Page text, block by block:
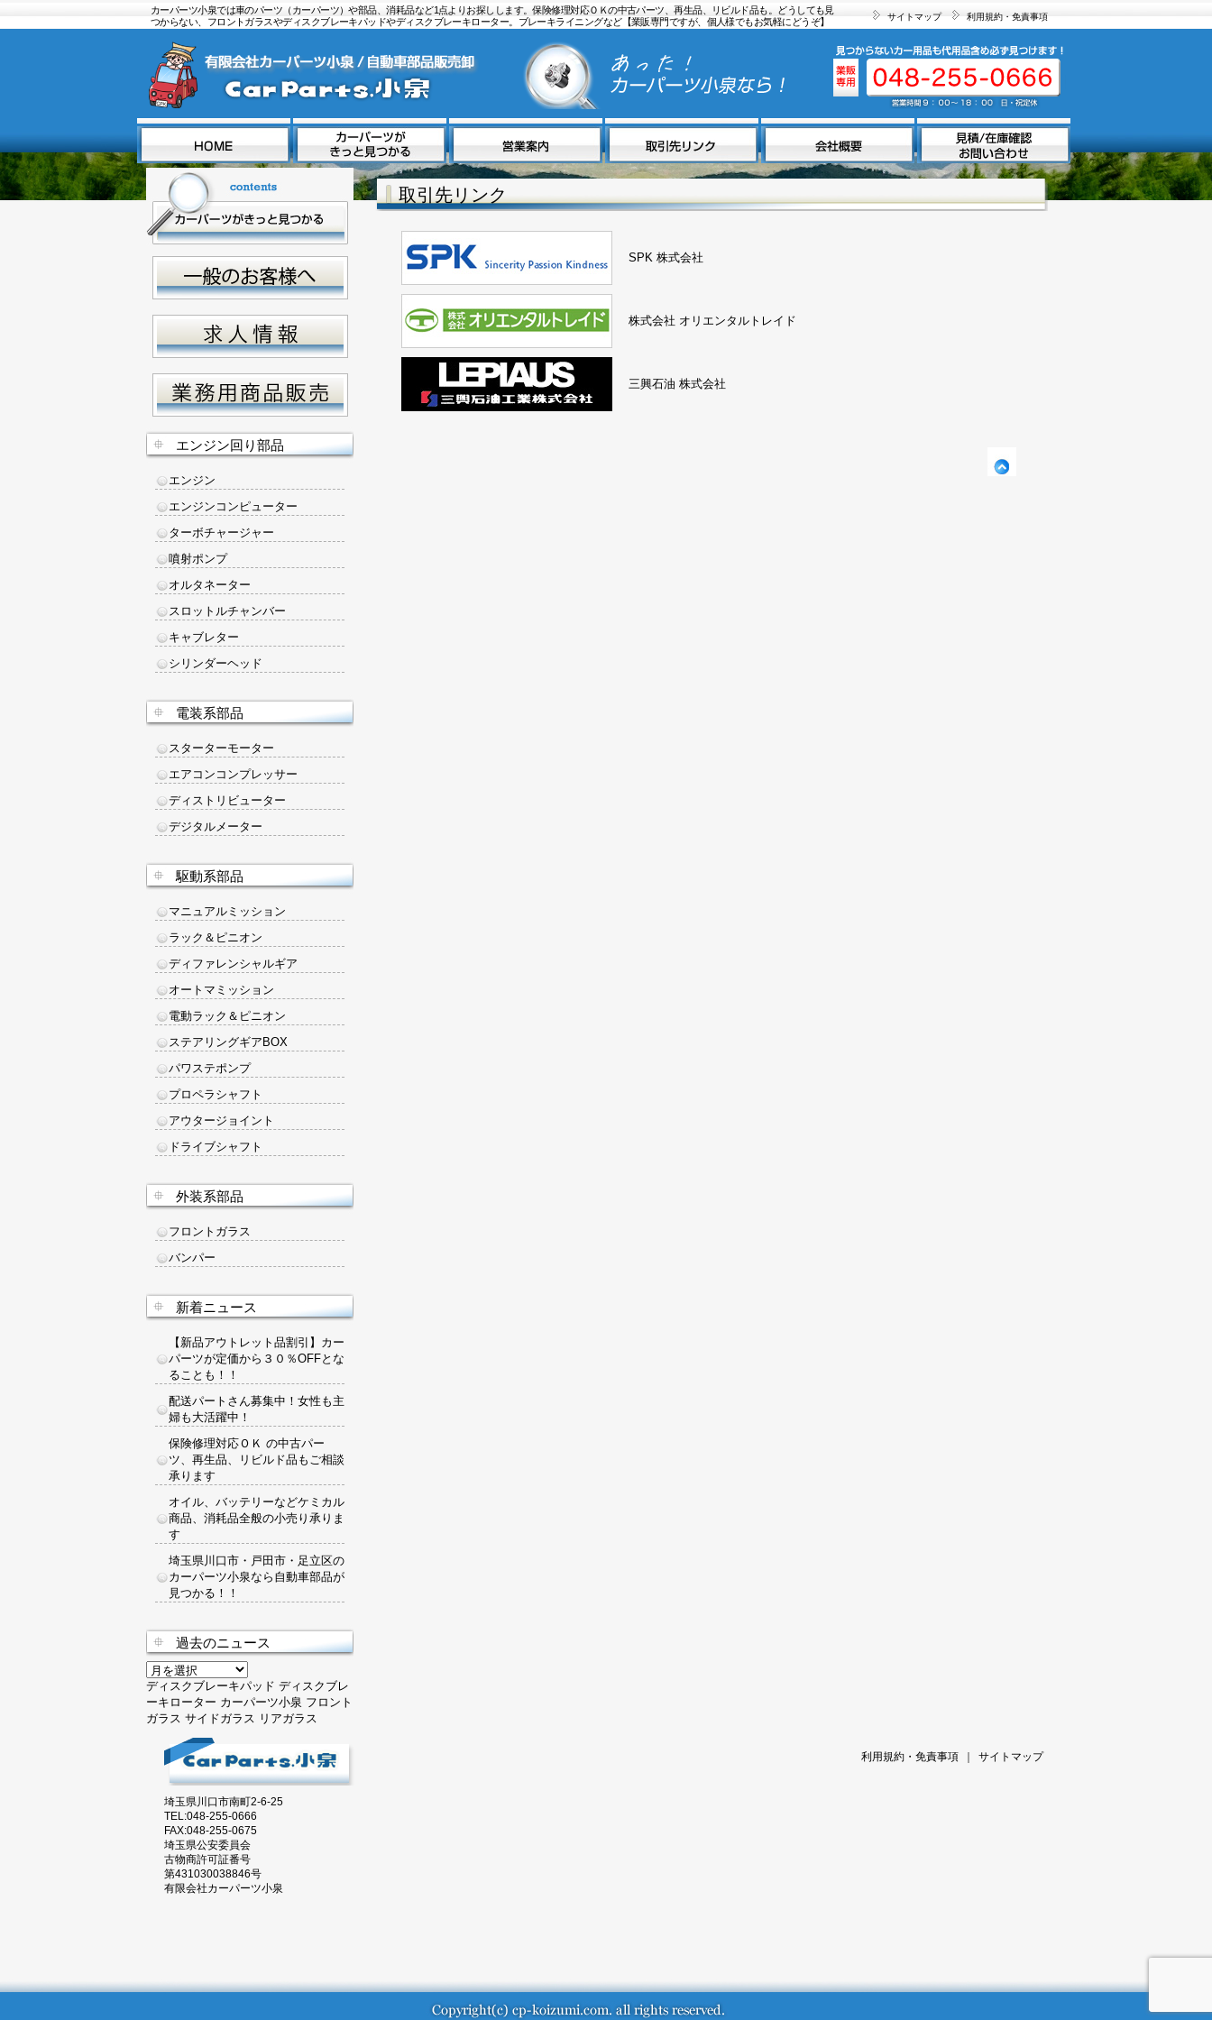
カーパーツ小泉では車のパーツ（カーパーツ）や部品、消耗品など1点よりお探しします。保険修理対応ＯＫの中古パーツ、再生品、リビルド品も。どうしても見
つからない、フロントガラスやディスクブレーキパッドやディスクブレーキローター。ブレーキライニングなど【業販専門ですが、個人様でもお気軽にどうぞ】
利用規約・免責事項
サイトマップ
取引先リンク
SPK 株式会社
株式会社 オリエンタルトレイド
三興石油 株式会社
エンジン回り部品
エンジン
エンジンコンピューター
ターボチャージャー
噴射ポンプ
オルタネーター
スロットルチャンバー
キャブレター
シリンダーヘッド
電装系部品
スターターモーター
エアコンコンプレッサー
ディストリビューター
デジタルメーター
駆動系部品
マニュアルミッション
ラック＆ピニオン
ディファレンシャルギア
オートマミッション
電動ラック＆ピニオン
ステアリングギアBOX
パワステポンプ
プロペラシャフト
アウタージョイント
ドライブシャフト
外装系部品
フロントガラス
バンパー
新着ニュース
【新品アウトレット品割引】カー
パーツが定価から３０％OFFとな
ることも！！
配送パートさん募集中！女性も主
婦も大活躍中！
保険修理対応ＯＫ の中古パー
ツ、再生品、リビルド品もご相談
承ります
オイル、バッテリーなどケミカル
商品、消耗品全般の小売り承りま
す
埼玉県川口市・戸田市・足立区の
カーパーツ小泉なら自動車部品が
見つかる！！
過去のニュース
過
去
の
ニ
ディスクブレーキパッド ディスクブレ
ーキローター カーパーツ小泉 フロント
ガラス サイドガラス リアガラス
埼玉県川口市南町2-6-25
TEL:048-255-0666
FAX:048-255-0675
埼玉県公安委員会
古物商許可証番号
第431030038846号
有限会社カーパーツ小泉
サイトマップ
利用規約・免責事項